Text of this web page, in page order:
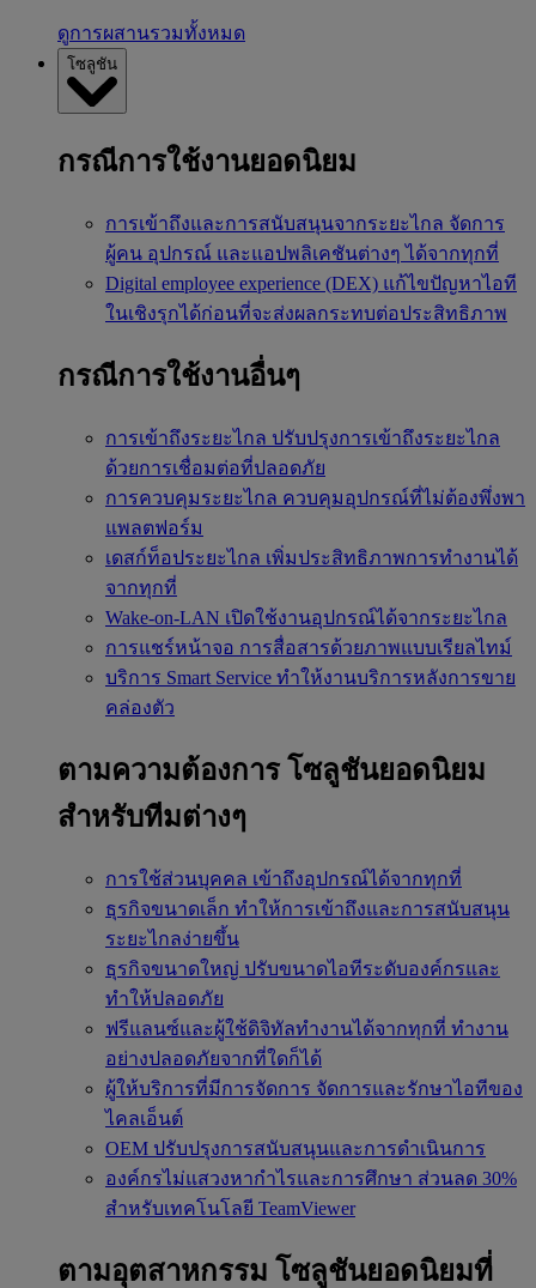
ดูการผสานรวมทั้งหมด
โซลูชัน
กรณีการใช้งานยอดนิยม
การเข้าถึงและการสนับสนุนจากระยะไกล จัดการ
ผู้คน อุปกรณ์ และแอปพลิเคชันต่างๆ ได้จากทุกที่
Digital employee experience (DEX) แก้ไขปัญหาไอที
ในเชิงรุกได้ก่อนที่จะส่งผลกระทบต่อประสิทธิภาพ
กรณีการใช้งานอื่นๆ
การเข้าถึงระยะไกล ปรับปรุงการเข้าถึงระยะไกล
ด้วยการเชื่อมต่อที่ปลอดภัย
การควบคุมระยะไกล ควบคุมอุปกรณ์ที่ไม่ต้องพึ่งพา
แพลตฟอร์ม
เดสก์ท็อประยะไกล เพิ่มประสิทธิภาพการทำงานได้
จากทุกที่
Wake-on-LAN เปิดใช้งานอุปกรณ์ได้จากระยะไกล
การแชร์หน้าจอ การสื่อสารด้วยภาพแบบเรียลไทม์
บริการ Smart Service ทำให้งานบริการหลังการขาย
คล่องตัว
ตามความต้องการ โซลูชันยอดนิยม
สำหรับทีมต่างๆ
การใช้ส่วนบุคคล เข้าถึงอุปกรณ์ได้จากทุกที่
ธุรกิจขนาดเล็ก ทำให้การเข้าถึงและการสนับสนุน
ระยะไกลง่ายขึ้น
ธุรกิจขนาดใหญ่ ปรับขนาดไอทีระดับองค์กรและ
ทำให้ปลอดภัย
ฟรีแลนซ์และผู้ใช้ดิจิทัลทำงานได้จากทุกที่ ทำงาน
อย่างปลอดภัยจากที่ใดก็ได้
ผู้ให้บริการที่มีการจัดการ จัดการและรักษาไอทีของ
ไคลเอ็นต์
OEM ปรับปรุงการสนับสนุนและการดำเนินการ
องค์กรไม่แสวงหากำไรและการศึกษา ส่วนลด 30%
สำหรับเทคโนโลยี TeamViewer
ตามอุตสาหกรรม โซลูชันยอดนิยมที่